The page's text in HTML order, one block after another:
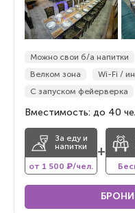
Можно свои б/а напитки
Велком зона
Wi-Fi /
С запуском фейерверка
Вместимость: до 40
За еду и
напитки
от 1 500 ₽/чел.
+